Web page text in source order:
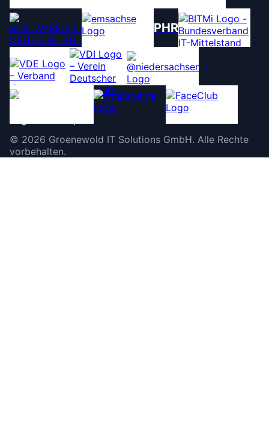
PHR
© 2026 Groenewold IT Solutions GmbH. Alle Rechte
vorbehalten.